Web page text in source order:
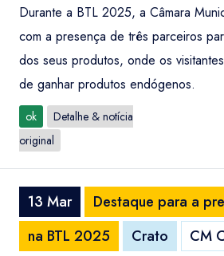
Durante a BTL 2025, a Câmara
com a presença de três parceiros
dos seus produtos, onde os
de ganhar produtos endógenos.
ok
Detalhe & notícia
original
13 Mar
Destaque para a
na BTL 2025
Crato CM